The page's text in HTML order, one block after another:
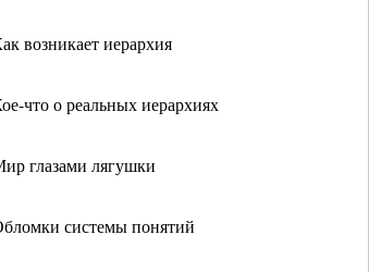
возникает иерархия
что о реальных иерархиях
глазами лягушки
системы понятий